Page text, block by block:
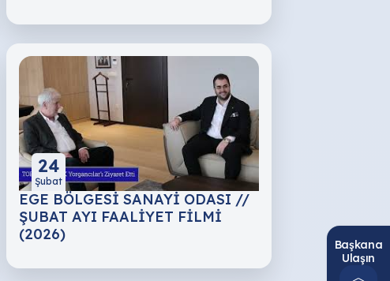
24
Şubat
EGE BÖLGESİ SANAYİ ODASI //
ŞUBAT AYI FAALİYET FİLMİ
(2026)
Başkana
Ulaşın